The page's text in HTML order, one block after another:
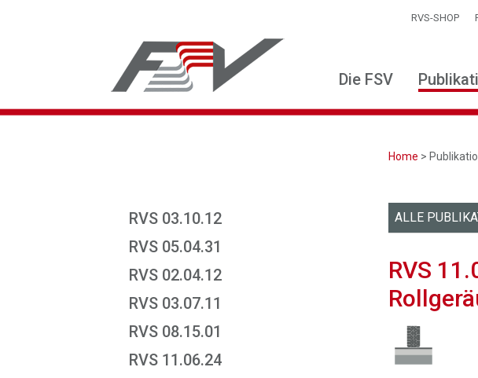
RVS-SHOP
Die FSV
Home >
RVS 03.10.12
RVS 05.04.31
RVS 02.04.12
RVS 03.07.11
RVS 08.15.01
RVS 11.06.24
ALLE
RVS